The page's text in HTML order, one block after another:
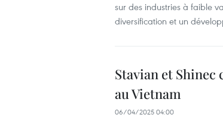
sur des industries à faible
diversification et un
Stavian et
au Vietnam
06/04/2025 04:00